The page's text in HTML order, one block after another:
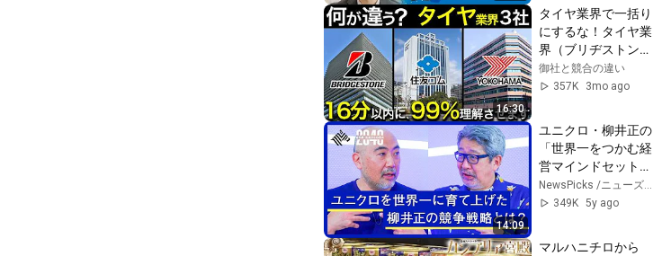
16:30
タイヤ業界で一括り
にするな！タイヤ業
界（ブリヂストン・
住友ゴム・横浜ゴ
ム）を完全解説！業
志望動機、これ1
本！
御社と競合の違い
357K
3mo ago
14:09
ユニクロ・柳井正の
「世界一をつかむ経
営マインドセット」
とは？成毛眞と楠木
建が「日本が誇るト
NewsPicks /ニューズピックス
349K 5y ago
マルハニチロから